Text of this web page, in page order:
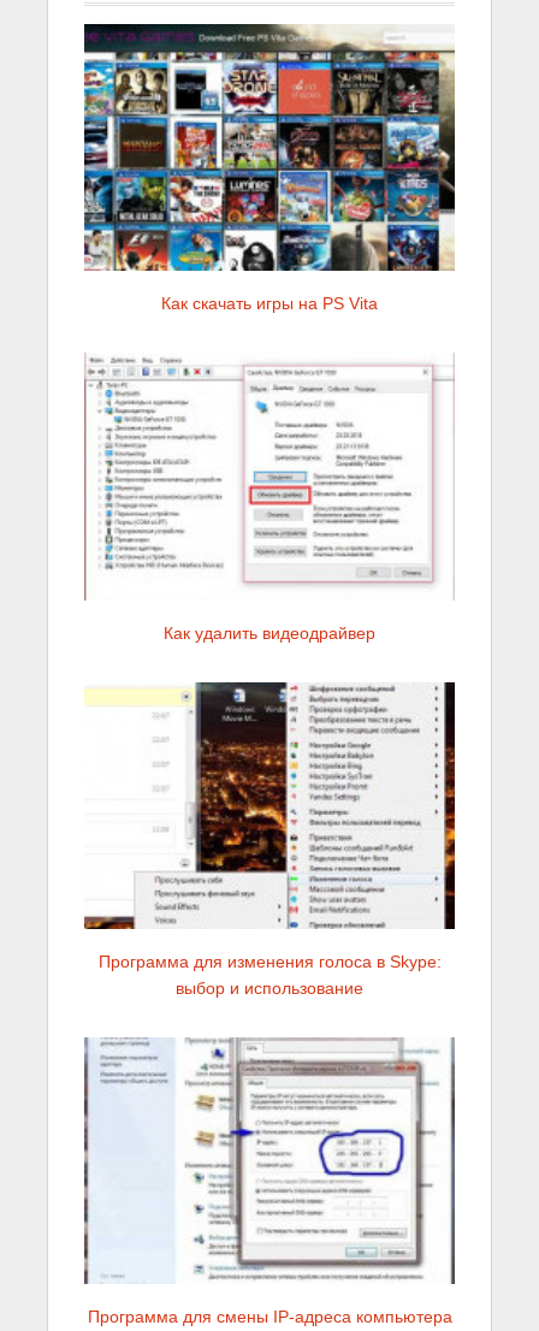
Как скачать игры на PS Vita
Как удалить видеодрайвер
Программа для изменения голоса в Skype:
выбор и использование
Программа для смены IP-адреса компьютера